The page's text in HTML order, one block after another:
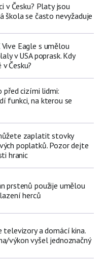
v Česku? Platy jsou
škola se často nevyžaduje
Eagle s umělou
v USA poprask. Kdy
Česku?
před cizími lidmi:
funkci, na kterou se
zaplatit stovky
poplatků. Pozor dejte
hranic
prstenů použije umělou
herců
a domácí kina.
výkon vyšel jednoznačný